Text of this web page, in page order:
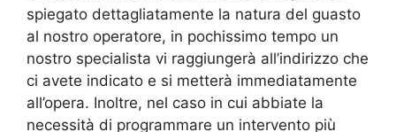
spiegato dettagliatamente la natura del guasto
al nostro operatore, in pochissimo tempo un
nostro specialista vi raggiungerà all’indirizzo che
ci avete indicato e si metterà immediatamente
all’opera. Inoltre, nel caso in cui abbiate la
necessità di programmare un intervento più